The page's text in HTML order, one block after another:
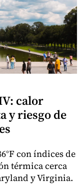
calor
y riesgo de
con índices de
térmica cerca
y Virginia.